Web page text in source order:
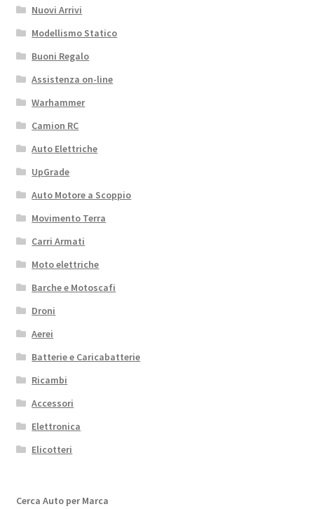
Nuovi Arrivi
Modellismo Statico
Buoni Regalo
Assistenza on-line
Warhammer
Camion RC
Auto Elettriche
UpGrade
Auto Motore a Scoppio
Movimento Terra
Carri Armati
Moto elettriche
Barche e Motoscafi
Droni
Aerei
Batterie e Caricabatterie
Ricambi
Accessori
Elettronica
Elicotteri
Cerca Auto per Marca